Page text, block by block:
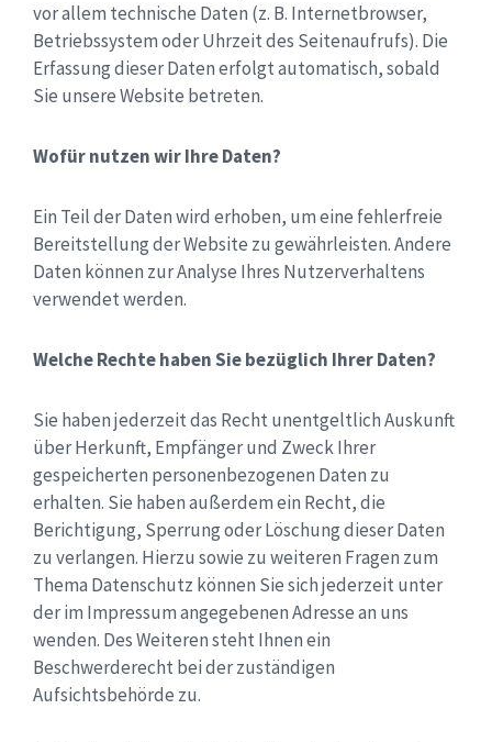
vor allem technische Daten (z. B. Internetbrowser,
Betriebssystem oder Uhrzeit des Seitenaufrufs). Die
Erfassung dieser Daten erfolgt automatisch, sobald
Sie unsere Website betreten.
Wofür nutzen wir Ihre Daten?
Ein Teil der Daten wird erhoben, um eine fehlerfreie
Bereitstellung der Website zu gewährleisten. Andere
Daten können zur Analyse Ihres Nutzerverhaltens
verwendet werden.
Welche Rechte haben Sie bezüglich Ihrer Daten?
Sie haben jederzeit das Recht unentgeltlich Auskunft
über Herkunft, Empfänger und Zweck Ihrer
gespeicherten personenbezogenen Daten zu
erhalten. Sie haben außerdem ein Recht, die
Berichtigung, Sperrung oder Löschung dieser Daten
zu verlangen. Hierzu sowie zu weiteren Fragen zum
Thema Datenschutz können Sie sich jederzeit unter
der im Impressum angegebenen Adresse an uns
wenden. Des Weiteren steht Ihnen ein
Beschwerderecht bei der zuständigen
Aufsichtsbehörde zu.